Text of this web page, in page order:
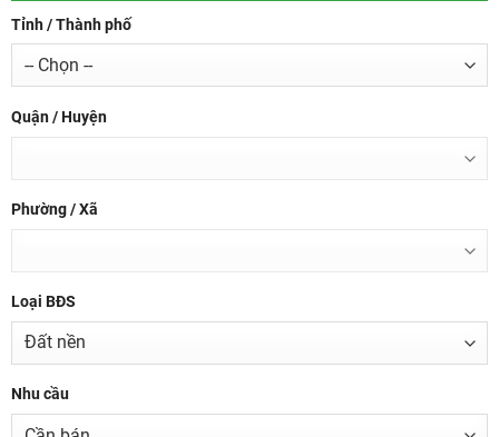
Tỉnh / Thành phố
Quận / Huyện
Phường / Xã
Loại BĐS
Nhu cầu